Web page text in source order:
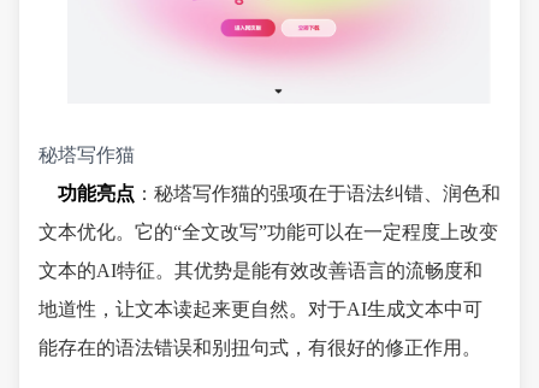
秘塔写作猫
功能亮点 ：秘塔写作猫的强项在于语法纠错、润色和
文本优化。它的“全文改写”功能可以在一定程度上改变
文本的AI特征。其优势是能有效改善语言的流畅度和
地道性，让文本读起来更自然。对于AI生成文本中可
能存在的语法错误和别扭句式，有很好的修正作用。